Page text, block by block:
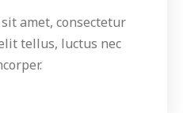
amet, consectetur
tellus, luctus nec